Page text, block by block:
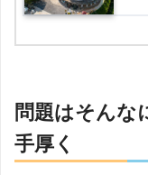
問題はそんな
手厚く